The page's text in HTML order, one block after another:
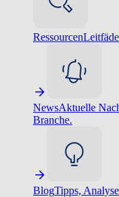
Ressourcen
NewsAktuelle
Branche.
BlogTipps,